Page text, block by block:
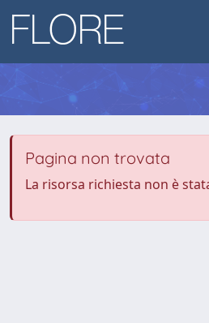
Pagina non trovata
La risorsa richiesta non è